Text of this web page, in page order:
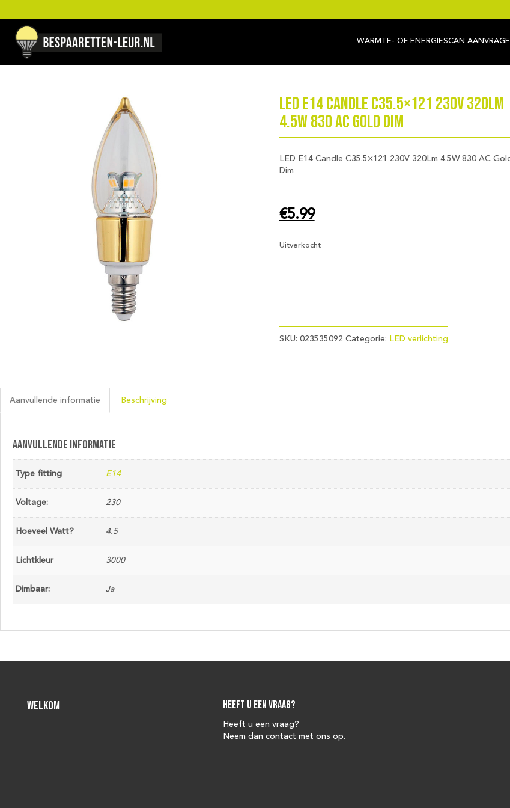
WARMTE- OF ENERGIESCAN
LED E14 Candle C35.5×121 230V 320Lm
4.5W 830 AC Gold Dim
LED E14 Candle C35.5×121 230V 320Lm 4.5W 830 AC
Dim
€5.99
Uitverkocht
SKU: 023535092 Categorie: LED verlichting
Aanvullende informatie Beschrijving
Aanvullende informatie
Type fitting E14
Voltage: 230
Hoeveel Watt? 4.5
Lichtkleur 3000
Dimbaar: Ja
Welkom Heeft u een vraag?
Heeft u een vraag?
Neem dan contact met ons op.